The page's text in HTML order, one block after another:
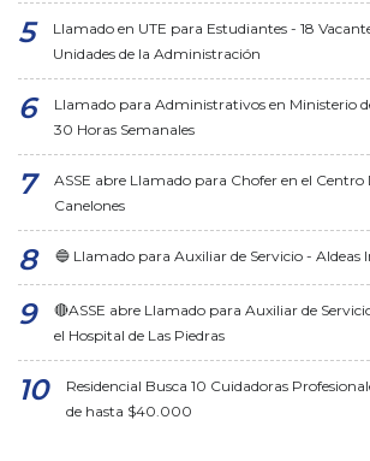
Llamado en UTE para Estudiantes - 18
Unidades de la Administración
Llamado para Administrativos en Ministerio
30 Horas Semanales
ASSE abre Llamado para Chofer en el
Canelones
🔵 Llamado para Auxiliar de Servicio - Aldeas
🔴ASSE abre Llamado para Auxiliar de
el Hospital de Las Piedras
Residencial Busca 10 Cuidadoras
de hasta $40.000